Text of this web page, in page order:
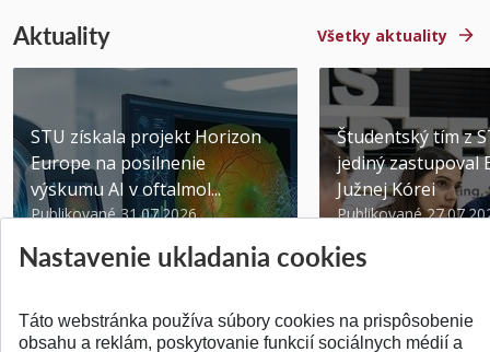
Aktuality Všetky aktuality
STU získala projekt Horizon
Europe na posilnenie
výskumu AI v oftalmol...
Publikované 31.07.2026
Študentský tím z
jediný zastupoval
Južnej Kórei
Publikované
Nastavenie ukladania cookies
Táto webstránka používa súbory cookies na prispôsobenie
obsahu a reklám, poskytovanie funkcií sociálnych médií a